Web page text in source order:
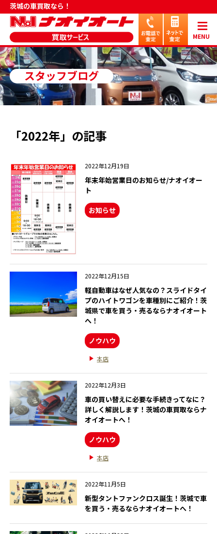
茨城の車買取なら！
MENU
スタッフブログ
「2022年」の記事
2022年12月19日
年末年始営業日のお知らせ/ナオイオー
ト
お知らせ
2022年12月15日
軽自動車はなぜ人気なの？スライドタイ
プのハイトワゴンを車種別にご紹介！茨
城県で車を買う・売るならナオイオート
へ！
ノウハウ
本店
2022年12月3日
車の買い替えに必要な手続きってなに？
詳しく解説します！茨城の車買取ならナ
オイオートへ！
ノウハウ
本店
2022年11月5日
新型タントファンクロス誕生！茨城で車
を買う・売るならナオイオートへ！